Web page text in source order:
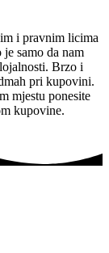
i pravnim licima
samo da nam
Brzo i
pri kupovini.
mjestu ponesite
kupovine.